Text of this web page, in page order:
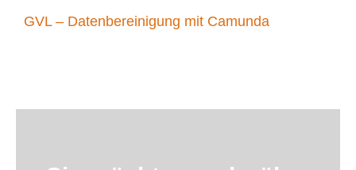
GVL – Datenbereinigung mit Camunda